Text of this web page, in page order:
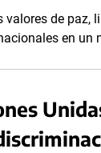
de paz,
en un